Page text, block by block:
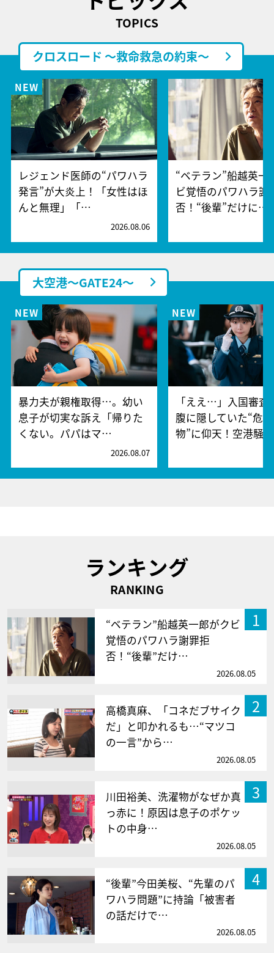
TOPICS
クロスロード ～救命救急の約束～
レジェンド医師の“パワハラ
発言”が大炎上！「女性はほ
んと無理」「…
2026.08.06
“ベテラン”船越英一
ビ覚悟のパワハラ謝
否！“後輩”だけに…
大空港～GATE24～
暴力夫が親権取得…。幼い
息子が切実な訴え「帰りた
くない。パパはマ…
2026.08.07
「ええ…」入国審査
腹に隠していた“危
物”に仰天！空港騒
ランキング
RANKING
1
“ベテラン”船越英一郎がクビ
覚悟のパワハラ謝罪拒
否！“後輩”だけ…
2026.08.05
2
高橋真麻、「コネだブサイク
だ」と叩かれるも…“マツコ
の一言”から…
2026.08.05
3
川田裕美、洗濯物がなぜか真
っ赤に！原因は息子のポケッ
トの中身…
2026.08.05
4
“後輩”今田美桜、“先輩のパ
ワハラ問題”に持論「被害者
の話だけで…
2026.08.05